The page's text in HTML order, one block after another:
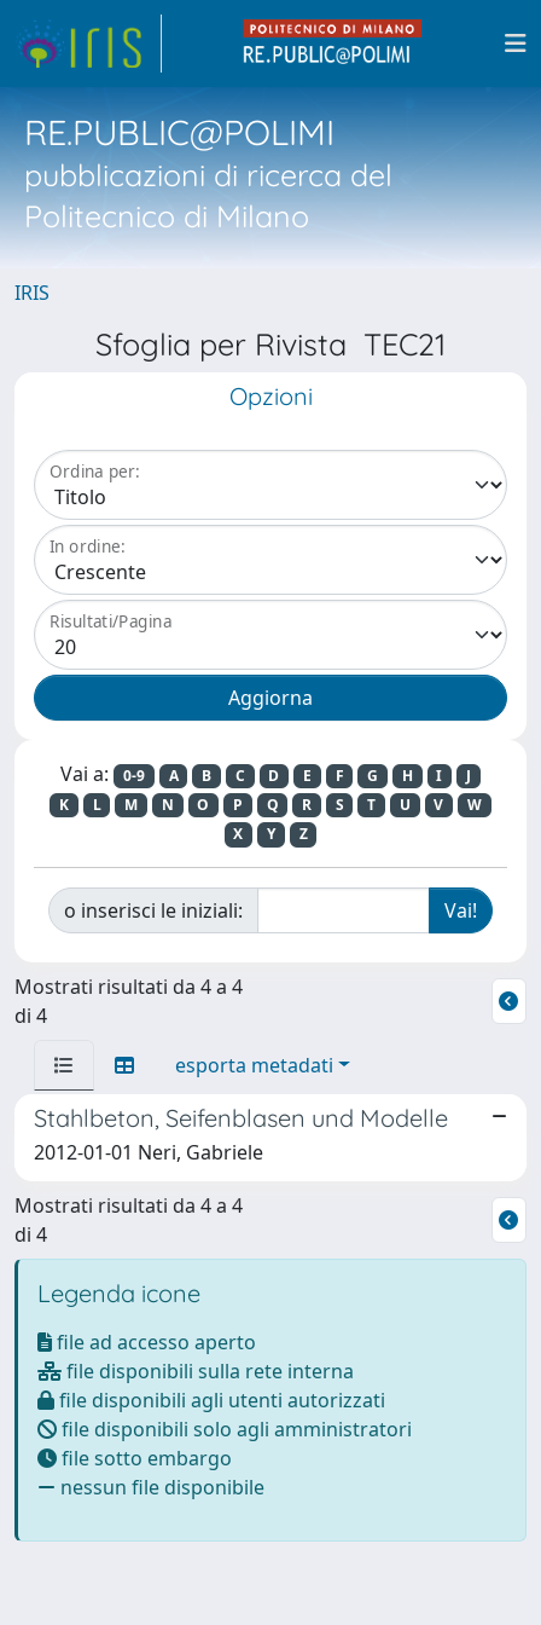
RE.PUBLIC@POLIMI
pubblicazioni di ricerca del
Politecnico di Milano
IRIS
Sfoglia per Rivista TEC21
Opzioni
Ordina per:
In ordine:
Risultati/Pagina
Vai a: 0-9 A B C D E F G H I
J
K
L M N O P Q R S T U V
W
X
Y Z
o inserisci le iniziali:
Mostrati risultati da 4 a 4
di 4
esporta metadati
Stahlbeton, Seifenblasen und Modelle
2012-01-01 Neri, Gabriele
Mostrati risultati da 4 a 4
di 4
Legenda icone
file ad accesso aperto
file disponibili sulla rete interna
file disponibili agli utenti autorizzati
file disponibili solo agli amministratori
file sotto embargo
nessun file disponibile